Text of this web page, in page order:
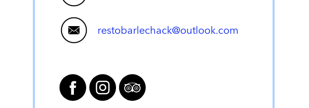
restobarlechack@outlook.com